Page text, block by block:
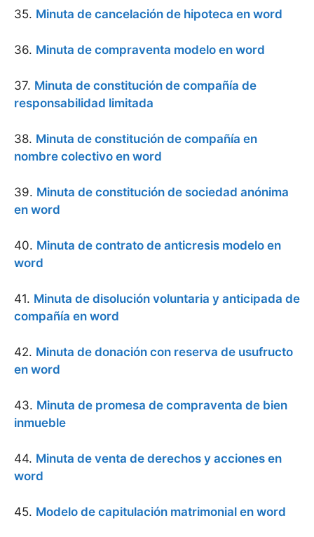
35. Minuta de cancelación de hipoteca en word
36. Minuta de compraventa modelo en word
37. Minuta de constitución de compañía de
responsabilidad limitada
38. Minuta de constitución de compañía en
nombre colectivo en word
39. Minuta de constitución de sociedad anónima
en word
40. Minuta de contrato de anticresis modelo en
word
41. Minuta de disolución voluntaria y anticipada de
compañía en word
42. Minuta de donación con reserva de usufructo
en word
43. Minuta de promesa de compraventa de bien
inmueble
44. Minuta de venta de derechos y acciones en
word
45. Modelo de capitulación matrimonial en word